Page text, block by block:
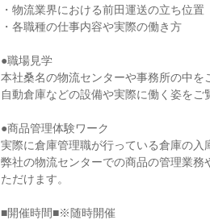
・物流業界における前田運送の立ち位置
・各職種の仕事内容や実際の働き方
●職場見学
本社桑名の物流センターや事務所の中を
自動倉庫などの設備や実際に働く姿を
●商品管理体験ワーク
実際に倉庫管理職が行っている倉庫の
弊社の物流センターでの商品の管理業
ただけます。
■開催時間■※随時開催